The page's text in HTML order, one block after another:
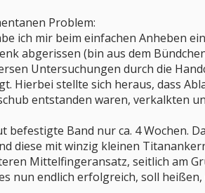
Problem:
ich mir beim einfachen Anheben
abgerissen (bin aus dem
Untersuchungen durch die
Hierbei stellte sich heraus, dass
entstanden waren, verkalkten
befestigte Band nur ca. 4 Wochen.
diese mit winzig kleinen
Mittelfingeransatz, seitlich am
nun endlich erfolgreich, soll heißen,